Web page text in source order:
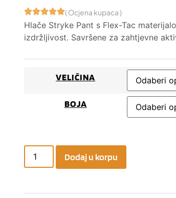
( Ocjena kupaca )
Hlače Stryke Pant s Flex-Tac
izdržljivost. Savršene za zahtjevne
VELIČINA
BOJA
Dodaj u korpu